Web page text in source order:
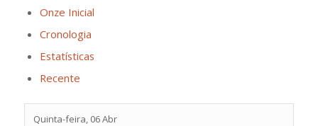
Onze Inicial
Cronologia
Estatísticas
Recente
Quinta-feira, 06 Abr